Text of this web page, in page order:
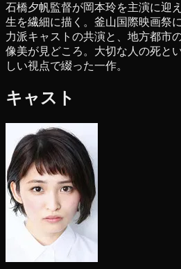
石橋夕帆監督が岡本玲を主演に迎
生を繊細に描く。釜山国際映画祭
力派キャストの共演と、地方都市
像美が見どころ。大切な人の死と
しい視点で綴った一作。
キャスト